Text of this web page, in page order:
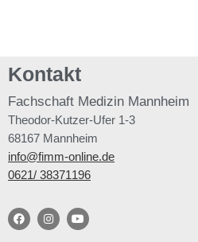
Kontakt
Fachschaft Medizin Mannheim
Theodor-Kutzer-Ufer 1-3
68167 Mannheim
info@fimm-online.de
0621/ 38371196